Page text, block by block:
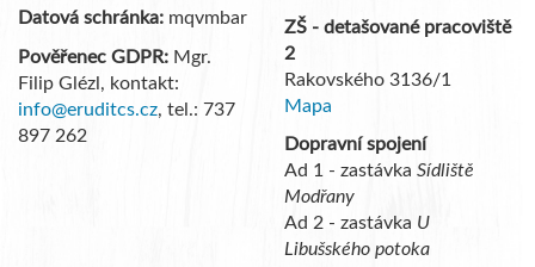
Datová schránka: mqvmbar
Pověřenec GDPR: Mgr.
Filip Glézl, kontakt:
info@eruditcs.cz, tel.: 737
897 262
ZŠ - detašované pracoviště
2
Rakovského 3136/1
Mapa
Dopravní spojení
Ad 1 - zastávka Sídliště
Modřany
Ad 2 - zastávka U
Libušského potoka